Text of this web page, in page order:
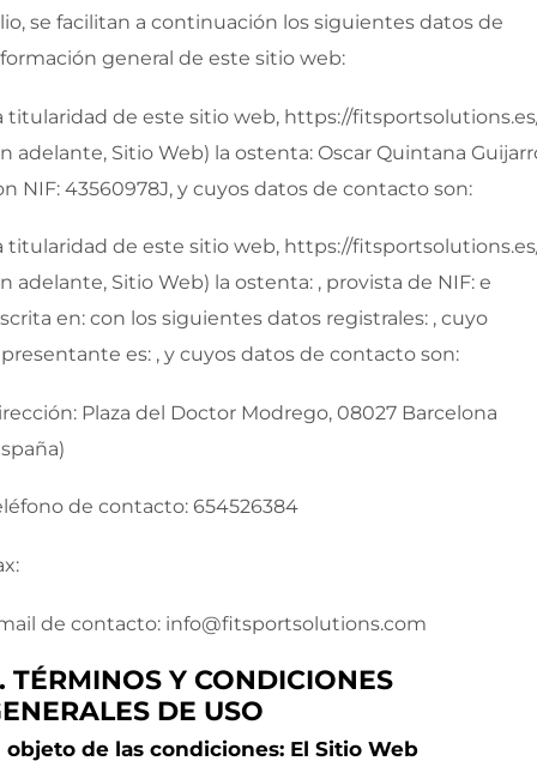
se facilitan a continuación los siguientes datos de
general de este sitio web:
titularidad de este sitio web, https://
adelante, Sitio Web) la ostenta: Oscar Quintana
NIF: 43560978J, y cuyos datos de contacto son:
titularidad de este sitio web, https://
adelante, Sitio Web) la ostenta: , provista de NIF: e
en: con los siguientes datos registrales: , cuyo
es: , y cuyos datos de contacto son:
Plaza del Doctor Modrego, 08027 Barcelona
de contacto: 654526384
de contacto: info@fitsportsolutions.com
TÉRMINOS Y CONDICIONES
DE USO
objeto de las condiciones: El Sitio Web